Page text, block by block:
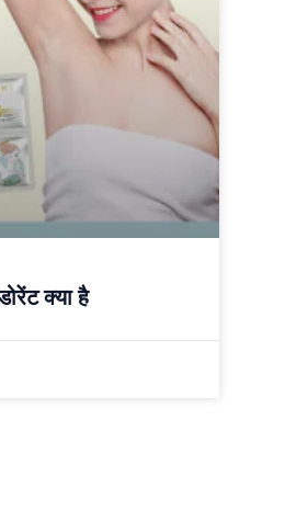
क्या है